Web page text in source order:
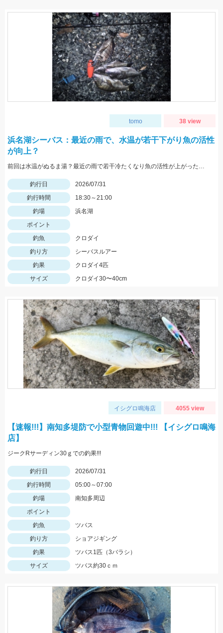
tomo 38 view
浜名湖シーバス：最近の雨で、水温が若干下がり魚の活性
が向上？
前回は水温がぬるま湯？最近の雨で若干冷たくなり魚の活性が上がったのかレクター71fを表層引きでバイト多数。
釣行日
2026/07/31
釣行時間
18:30～21:00
釣場
浜名湖
ポイント
釣魚
クロダイ
釣り方
シーバスルアー
釣果
クロダイ4匹
サイズ
クロダイ30〜40cm
イシグロ鳴海店 4055 view
【速報!!!】南知多堤防で小型青物回遊中!!! 【イシグロ鳴海
店】
ジークRサーディン30ｇでの釣果!!!
釣行日
2026/07/31
釣行時間
05:00～07:00
釣場
南知多周辺
ポイント
釣魚
ツバス
釣り方
ショアジギング
釣果
ツバス1匹（3バラシ）
サイズ
ツバス約30ｃｍ